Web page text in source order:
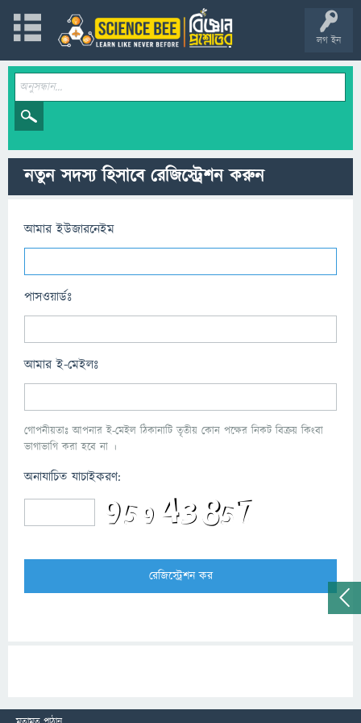
লগ ইন
নতুন সদস্য হিসাবে রেজিস্ট্রেশন করুন
আমার ইউজারনেইম
পাসওয়ার্ডঃ
আমার ই-মেইলঃ
গোপনীয়তাঃ আপনার ই-মেইল ঠিকানাটি তৃতীয় কোন পক্ষের নিকট বিক্রয় কিংবা
ভাগাভাগি করা হবে না ।
অনাযাচিত যাচাইকরণ: